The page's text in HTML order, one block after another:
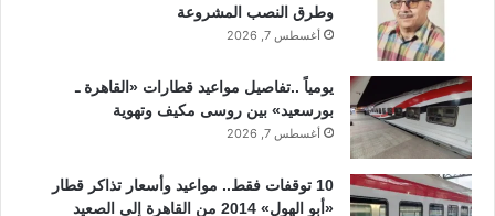
وطرق النصب المشروعة
أغسطس 7, 2026
يومياً ..تفاصيل مواعيد قطارات «القاهرة ـ
بورسعيد» بين روسى مكيف وتهوية
أغسطس 7, 2026
10 توقفات فقط.. مواعيد وأسعار تذاكر قطار
«أبو الهول» 2014 من القاهرة إلى الصعيد